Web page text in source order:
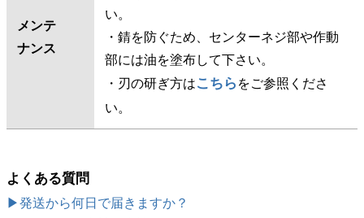
メンテ
ナンス
い。
・錆を防ぐため、センターネジ部や作動
部には油を塗布して下さい。
・刃の研ぎ方はこちらをご参照くださ
い。
よくある質問
▶発送から何日で届きますか？